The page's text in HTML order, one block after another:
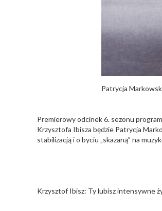
Patrycja
Premierowy odcinek 6. sezonu
Krzysztofa Ibisza będzie Patrycja
stabilizacją i o byciu „skazaną” na
Krzysztof Ibisz: Ty lubisz intensywne